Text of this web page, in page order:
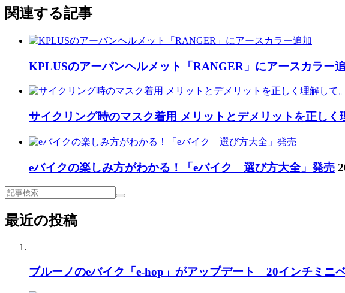
関連する記事
KPLUSのアーバンヘルメット「RANGER」にアースカラー
サイクリング時のマスク着用 メリットとデメリットを正し
eバイクの楽しみ方がわかる！「eバイク 選び方大全」発売
最近の投稿
ブルーノのeバイク「e-hop」がアップデート 20インチミニ